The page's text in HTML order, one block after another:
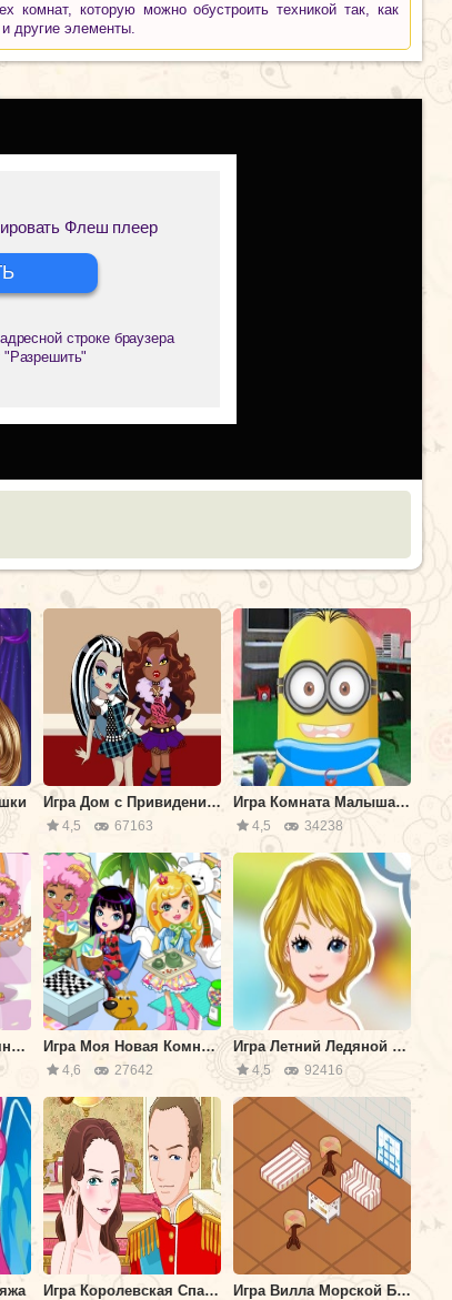
которую можно обустроить техникой так, как
другие элементы.
Флеш плеер
строке браузера
Игра Дом с Привидениями Монстр Хай
4,5 67163
Игра Комната Малыша Миньона
4,5 34238
Игра Моя Новая Комната Игра Моя Новая Комната 2
4,6 27642
Игра Летний Ледяной Дом
4,5 92416
Игра Королевская Cпальня Игра Вилла Морской Бриз